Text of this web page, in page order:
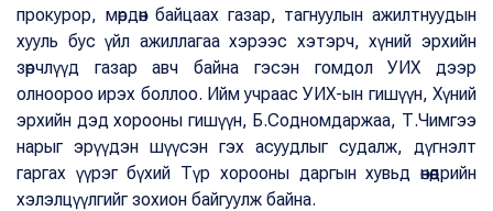
прокурор, мөрдөн байцаах газар, тагнуулын ажилтнуудын
хууль бус үйл ажиллагаа хэрээс хэтэрч, хүний эрхийн
зөрчлүүд газар авч байна гэсэн гомдол УИХ дээр
олноороо ирэх боллоо. Ийм учраас УИХ-ын гишүүн, Хүний
эрхийн дэд хорооны гишүүн, Б.Содномдаржаа, Т.Чимгээ
нарыг эрүүдэн шүүсэн гэх асуудлыг судалж, дүгнэлт
гаргах үүрэг бүхий Түр хорооны даргын хувьд өнөөдрийн
хэлэлцүүлгийг зохион байгуулж байна.